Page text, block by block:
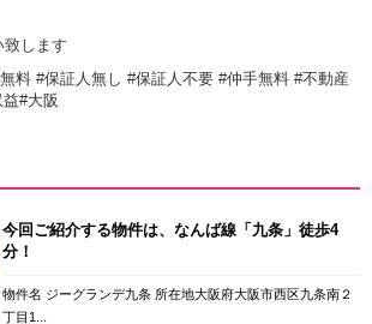
致します
料 #保証人無し #保証人不要 #仲手無料 #不動産
#大阪
今回ご紹介する物件は、なんば線「九条」徒歩4
分！
物件名 ジーグランデ九条 所在地大阪府大阪市西区九条南２
丁目1...